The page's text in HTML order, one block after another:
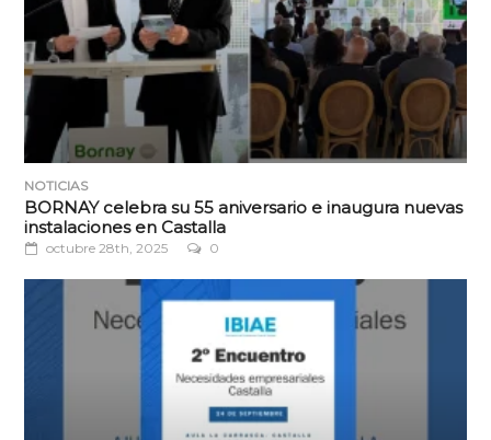
NOTICIAS
BORNAY celebra su 55 aniversario e inaugura nuevas
instalaciones en Castalla
octubre 28th, 2025 0